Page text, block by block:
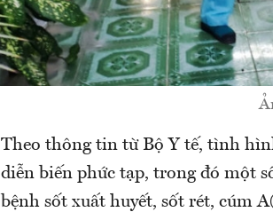
Theo thông tin từ Bộ Y tế, tình
diễn biến phức tạp, trong đó một
bệnh sốt xuất huyết, sốt rét, cúm